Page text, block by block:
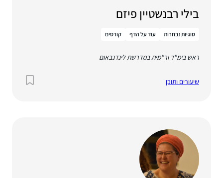
בילי רבנשטיין פיזם
סוגיות נבחרות עוד על הדף קורסים
ראש בימ"ד ור"מית במדרשת לינדנבאום
שיעורים ותוכן